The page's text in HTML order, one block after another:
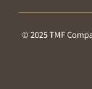
© 2025 TMF